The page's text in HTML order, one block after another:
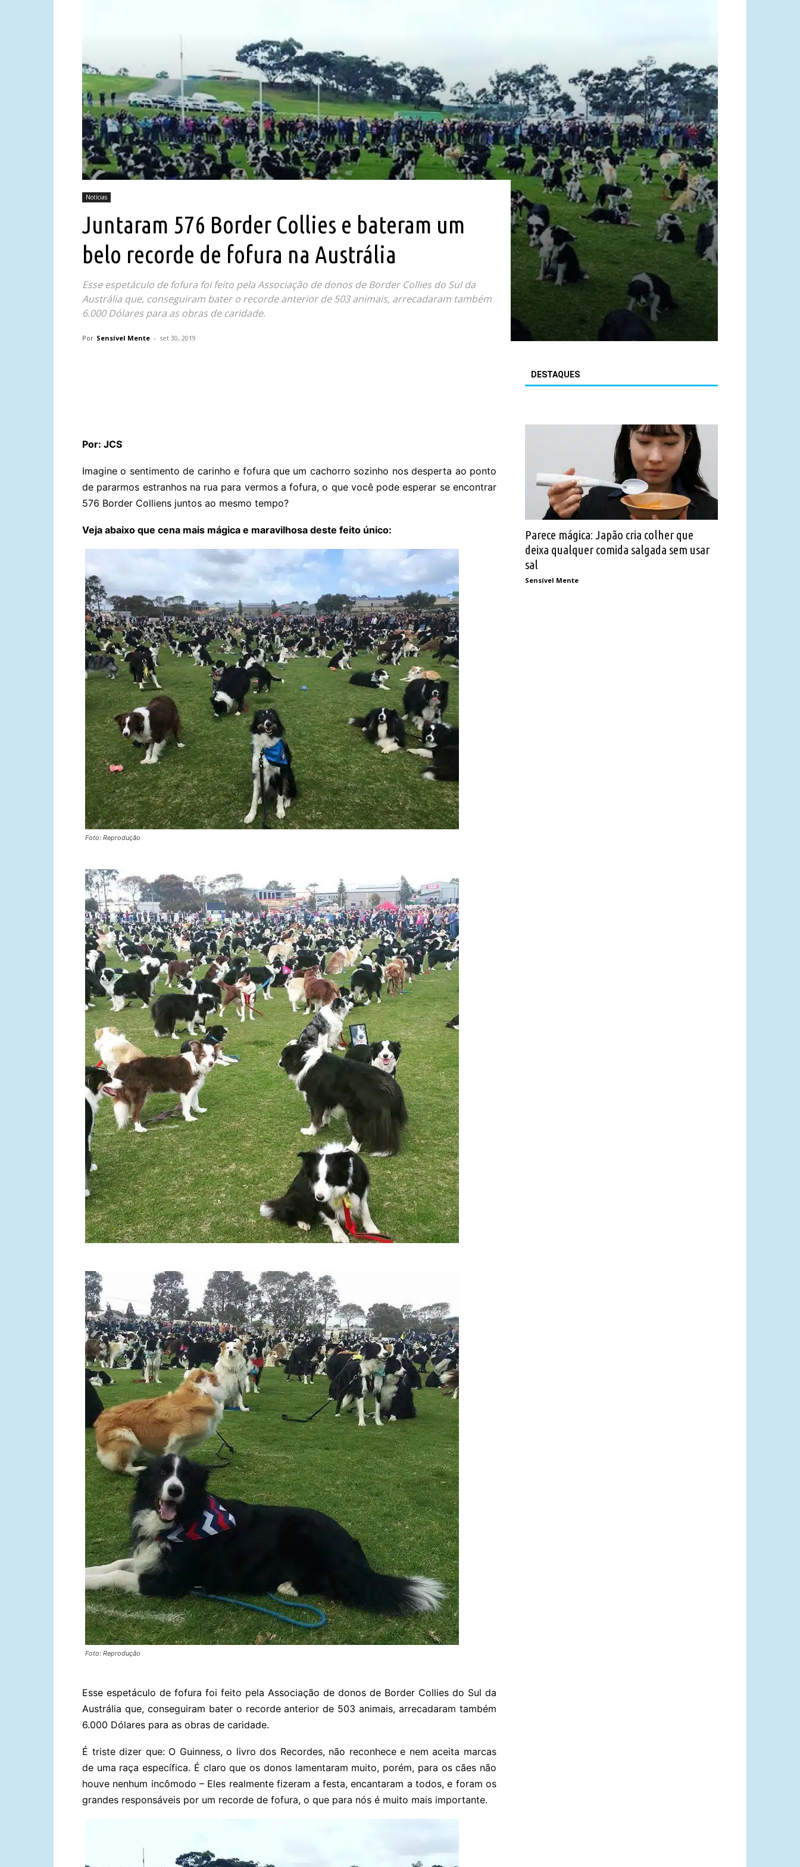
Notícias
Juntaram 576 Border Collies e bateram um
belo recorde de fofura na Austrália
Esse espetáculo de fofura foi feito pela Associação de donos de Border Collies do Sul da
Austrália que, conseguiram bater o recorde anterior de 503 animais, arrecadaram também
6.000 Dólares para as obras de caridade.
Por Sensível Mente - set 30, 2019
Por: JCS
Imagine o sentimento de carinho e fofura que um cachorro sozinho nos desperta ao ponto
de pararmos estranhos na rua para vermos a fofura, o que você pode esperar se encontrar
576 Border Colliens juntos ao mesmo tempo?
Veja abaixo que cena mais mágica e maravilhosa deste feito único:
Foto: Reprodução
Foto: Reprodução
Esse espetáculo de fofura foi feito pela Associação de donos de Border Collies do Sul da
Austrália que, conseguiram bater o recorde anterior de 503 animais, arrecadaram também
6.000 Dólares para as obras de caridade.
É triste dizer que: O Guinness, o livro dos Recordes, não reconhece e nem aceita marcas
de uma raça específica. É claro que os donos lamentaram muito, porém, para os cães não
houve nenhum incômodo – Eles realmente fizeram a festa, encantaram a todos, e foram os
grandes responsáveis por um recorde de fofura, o que para nós é muito mais importante.
DESTAQUES
Parece mágica: Japão cria colher que
deixa qualquer comida salgada sem usar
sal
Sensível Mente